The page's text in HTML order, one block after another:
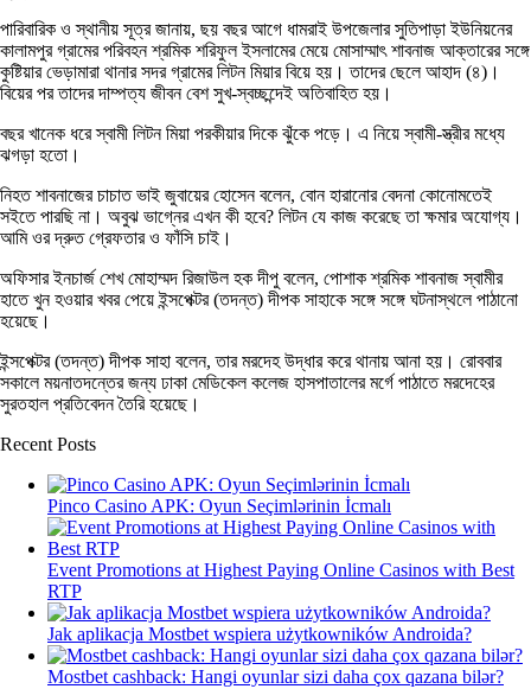
পারিবারিক ও স্থানীয় সূত্র জানায়, ছয় বছর আগে ধামরাই উপজেলার সুতিপাড়া ইউনিয়নের
কালামপুর গ্রামের পরিবহন শ্রমিক শরিফুল ইসলামের মেয়ে মোসাম্মাৎ শাবনাজ আক্তারের সঙ্গে
কুষ্টিয়ার ভেড়ামারা থানার সদর গ্রামের লিটন মিয়ার বিয়ে হয়। তাদের ছেলে আহাদ (৪)।
বিয়ের পর তাদের দাম্পত্য জীবন বেশ সুখ-স্বচ্ছন্দেই অতিবাহিত হয়।
বছর খানেক ধরে স্বামী লিটন মিয়া পরকীয়ার দিকে ঝুঁকে পড়ে। এ নিয়ে স্বামী-স্ত্রীর মধ্যে
ঝগড়া হতো।
নিহত শাবনাজের চাচাত ভাই জুবায়ের হোসেন বলেন, বোন হারানোর বেদনা কোনোমতেই
সইতে পারছি না। অবুঝ ভাগ্নের এখন কী হবে? লিটন যে কাজ করেছে তা ক্ষমার অযোগ্য।
আমি ওর দ্রুত গ্রেফতার ও ফাঁসি চাই।
অফিসার ইনচার্জ শেখ মোহাম্মদ রিজাউল হক দীপু বলেন, পোশাক শ্রমিক শাবনাজ স্বামীর
হাতে খুন হওয়ার খবর পেয়ে ইন্সপেক্টর (তদন্ত) দীপক সাহাকে সঙ্গে সঙ্গে ঘটনাস্থলে পাঠানো
হয়েছে।
ইন্সপেক্টর (তদন্ত) দীপক সাহা বলেন, তার মরদেহ উদ্ধার করে থানায় আনা হয়। রোববার
সকালে ময়নাতদন্তের জন্য ঢাকা মেডিকেল কলেজ হাসপাতালের মর্গে পাঠাতে মরদেহের
সুরতহাল প্রতিবেদন তৈরি হয়েছে।
Recent Posts
Pinco Casino APK: Oyun Seçimlərinin İcmalı
Event Promotions at Highest Paying Online Casinos with Best
RTP
Jak aplikacja Mostbet wspiera użytkowników Androida?
Mostbet cashback: Hangi oyunlar sizi daha çox qazana bilər?